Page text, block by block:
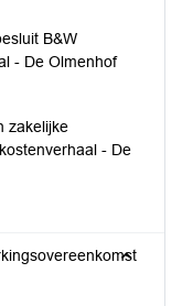
B&W
- De Olmenhof
zakelijke
- De